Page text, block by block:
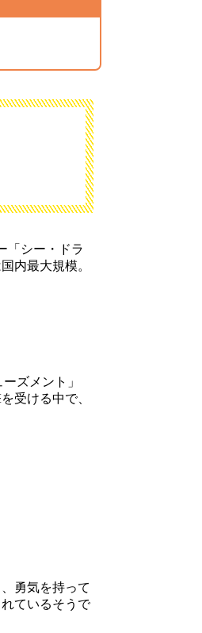
「シー・ドラ
内最大規模。
ズメント」
受ける中で、
勇気を持って
ているそうで